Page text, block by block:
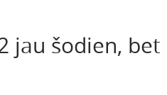
jau šodien, bet